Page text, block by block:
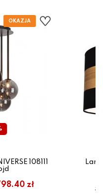
108111
zł